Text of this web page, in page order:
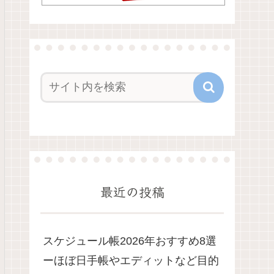
最近の投稿
スケジュール帳2026年おすすめ8選
ーほぼ日手帳やエディットなど目的